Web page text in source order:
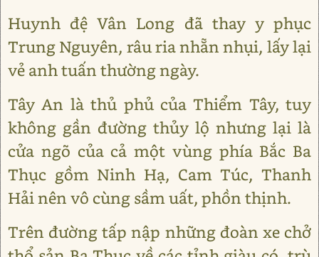
Huynh đệ Vân Long đã thay y phục
Trung Nguyên, râu ria nhẵn nhụi, lấy lại
vẻ anh tuấn thường ngày.
Tây An là thủ phủ của Thiểm Tây, tuy
không gần đường thủy lộ nhưng lại là
cửa ngõ của cả một vùng phía Bắc Ba
Thục gồm Ninh Hạ, Cam Túc, Thanh
Hải nên vô cùng sầm uất, phồn thịnh.
Trên đường tấp nập những đoàn xe chở